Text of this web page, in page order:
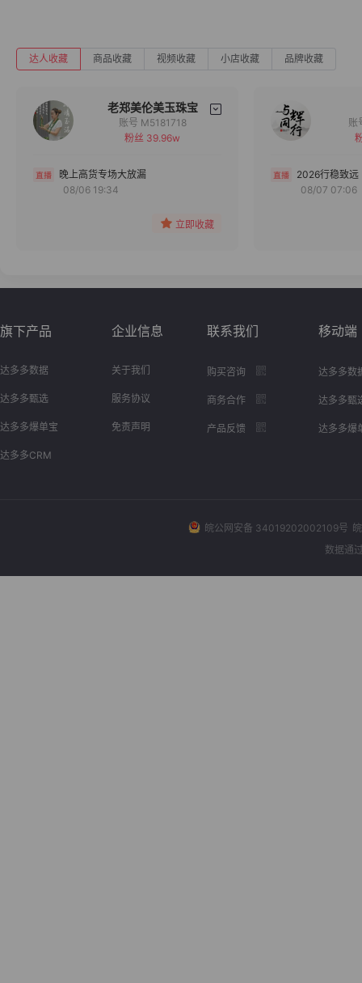
达人收藏 商品收藏 视频收藏 小店收藏 品牌收藏
老郑美伦美玉珠宝
备注
分组
账号 M5181718
粉丝 39.96w
晚上高货专场大放漏
08/06 19:34
立即收藏
2026行稳致远
08/07 07:06
旗下产品
达多多数据
达多多甄选
达多多爆单宝
达多多CRM
企业信息
关于我们
服务协议
免责声明
联系我们
购买咨询
商务合作
产品反馈
移动端
达多多数
达多多甄
达多多爆
皖公网安备 34019202002109号
数据通